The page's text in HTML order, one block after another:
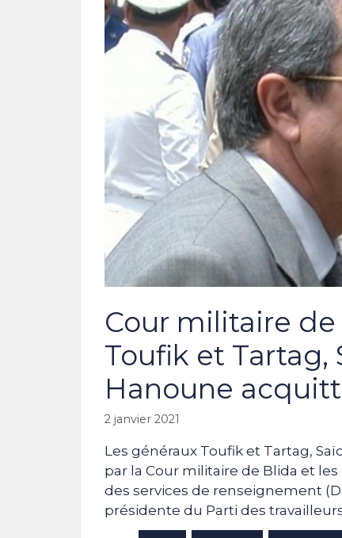
Cour militaire
Toufik et Tartag,
Hanoune
2 janvier 2021
Les généraux Toufik et Tartag,
par la Cour militaire de Blida et
des services de renseignement
présidente du Parti des